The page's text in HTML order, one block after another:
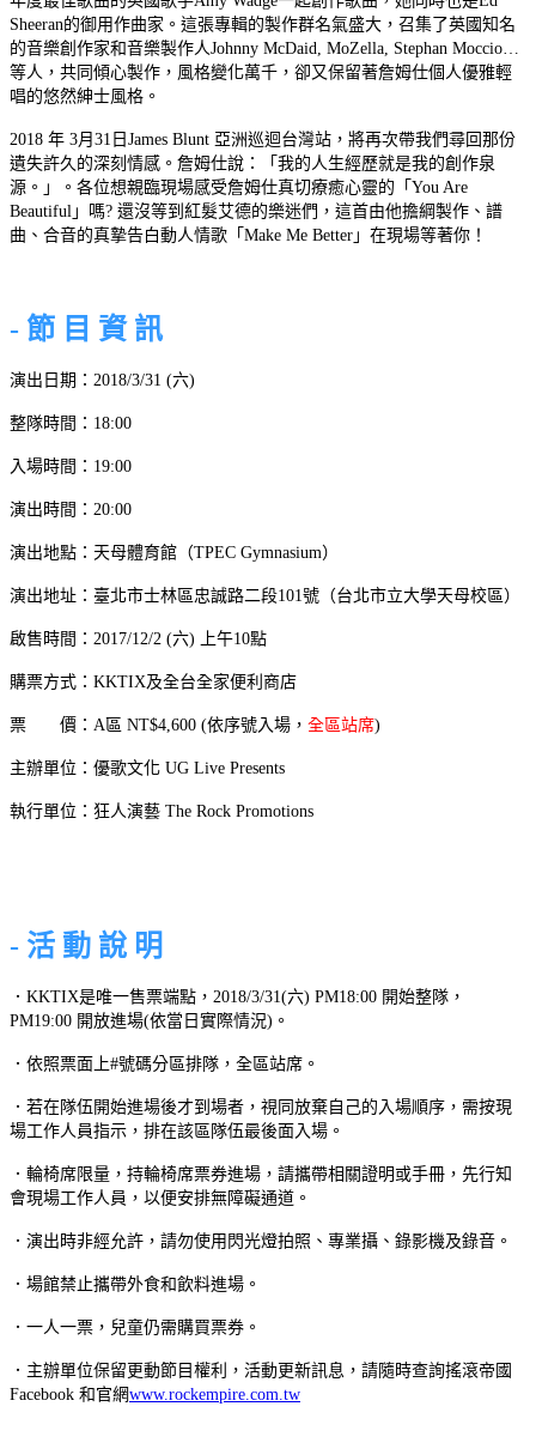
Sheeran的御用作曲家。這張專輯的製作群名氣盛大，召集了英國知名
的音樂創作家和音樂製作人Johnny McDaid, MoZella, Stephan Moccio…
等人，共同傾心製作，風格變化萬千，卻又保留著詹姆仕個人優雅輕
唱的悠然紳士風格。
2018 年 3月31日James Blunt 亞洲巡迴台灣站，將再次帶我們尋回那份
遺失許久的深刻情感。詹姆仕說：「我的人生經歷就是我的創作泉
源。」。各位想親臨現場感受詹姆仕真切療癒心靈的「You Are
Beautiful」嗎? 還沒等到紅髮艾德的樂迷們，這首由他擔綱製作、譜
曲、合音的真摯告白動人情歌「Make Me Better」在現場等著你！
- 節 目 資 訊
演出日期：2018/3/31 (六)
整隊時間：18:00
入場時間：19:00
演出時間：20:00
演出地點：天母體育館（TPEC Gymnasium）
演出地址：臺北市士林區忠誠路二段101號（台北市立大學天母校區）
啟售時間：2017/12/2 (六) 上午10點
購票方式：KKTIX及全台全家便利商店
票 價：A區 NT$4,600 (依序號入場， 全區站席)
主辦單位：優歌文化 UG Live Presents
執行單位：狂人演藝 The Rock Promotions
- 活 動 說 明
．KKTIX是唯一售票端點，2018/3/31(六) PM18:00 開始整隊，
PM19:00 開放進場(依當日實際情況)。
．依照票面上#號碼分區排隊，全區站席。
．若在隊伍開始進場後才到場者，視同放棄自己的入場順序，需按現
場工作人員指示，排在該區隊伍最後面入場。
．輪椅席限量，持輪椅席票券進場，請攜帶相關證明或手冊，先行知
會現場工作人員，以便安排無障礙通道。
．演出時非經允許，請勿使用閃光燈拍照、專業攝、錄影機及錄音。
．場館禁止攜帶外食和飲料進場。
．一人一票，兒童仍需購買票券。
．主辦單位保留更動節目權利，活動更新訊息，請隨時查詢搖滾帝國
Facebook 和官網www.rockempire.com.tw